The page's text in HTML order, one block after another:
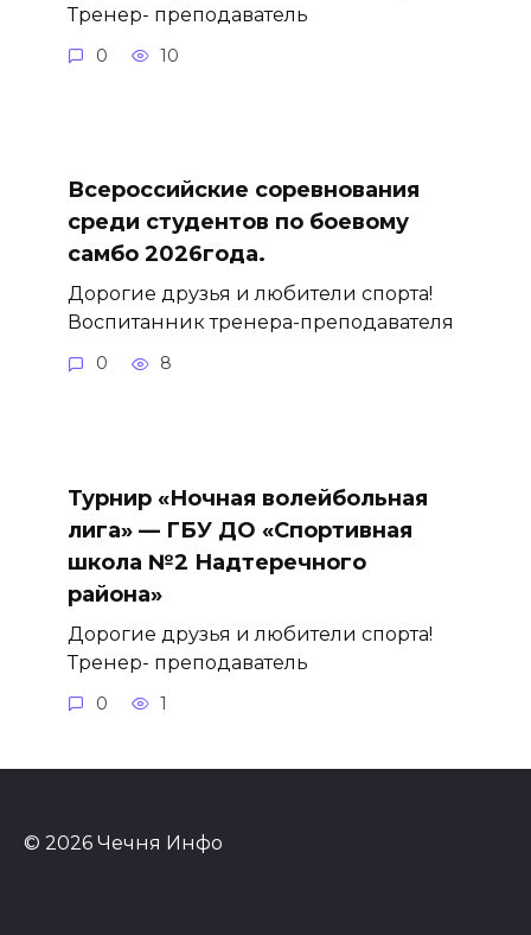
Тренер- преподаватель
0 10
Всероссийские соревнования
среди студентов по боевому
самбо 2026года.
Дорогие друзья и любители спорта!
Воспитанник тренера-преподавателя
0 8
Турнир «Ночная волейбольная
лига» — ГБУ ДО «Спортивная
школа №2 Надтеречного
района»
Дорогие друзья и любители спорта!
Тренер- преподаватель
0 1
© 2026 Чечня Инфо